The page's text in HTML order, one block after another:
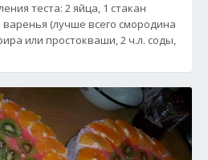
2 яйца, 1 стакан
или вишня), 1 стакан кефира или простокваши, 2 ч.л. соды,